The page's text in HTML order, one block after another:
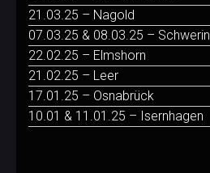
21.03.25 – Nagold
07.03.25 & 08.03.25 – Schwerin
22.02.25 – Elmshorn
21.02.25 – Leer
17.01.25 – Osnabrück
10.01 & 11.01.25 – Isernhagen